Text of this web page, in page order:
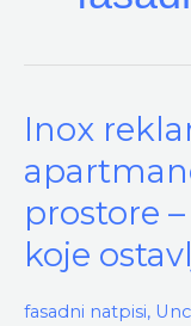
Inox
prostore
koje
fasadni natpisi,
Inox
natpisi
za
apartmane,
vile
poslovne